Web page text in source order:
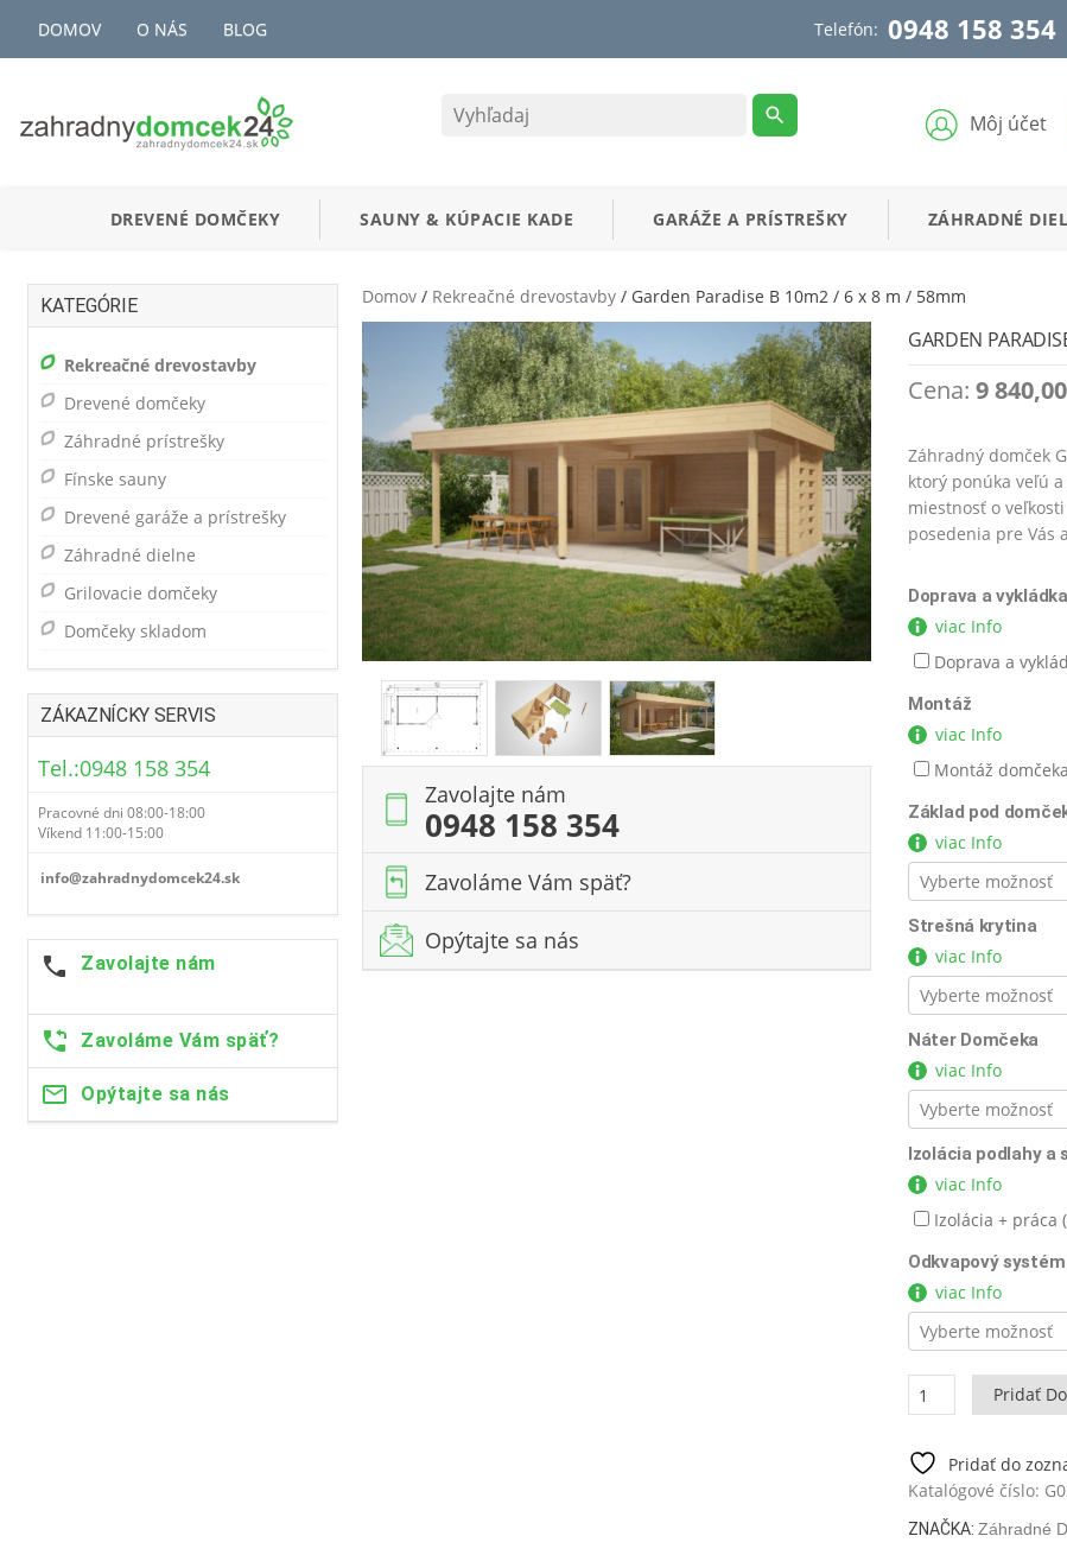
DOMOV O NÁS BLOG Telefón: 0948 158 354
Môj účet
DREVENÉ DOMČEKY SAUNY& KÚPACIE KADE GARÁŽE A PRÍSTREŠKY ZÁHRADNÉ
Domov / Rekreačné drevostavby / Garden Paradise B 10m2 / 6 x 8 m / 58mm
Zavolajte nám
0948 158 354
Zavoláme Vám späť?
Opýtajte sa nás
GARDEN
Cena: 9
Záhradný domček
ktorý ponúka veľú
miestnosť o
posedenia pre Vás
Doprava a vykládka
viac Info
Doprava a
Montáž
viac Info
Montáž
Základ pod
viac Info
Strešná krytina
viac Info
Náter Domčeka
viac Info
Izolácia podlahy a
viac Info
Izolácia + práca (
Odkvapový systém
viac Info
množstvo
Garden
B
10m2
/
6
Pridať
Pridať do
Katalógové číslo:
ZNAČKA:Záhradné
KATEGÓRIE
Rekreačné drevostavby
Drevené domčeky
Záhradné prístrešky
Fínske sauny
Drevené garáže a prístrešky
Záhradné dielne
Grilovacie domčeky
Domčeky skladom
ZÁKAZNÍCKY SERVIS
Tel.:0948 158 354
Pracovné dni 08:00-18:00
Víkend 11:00-15:00
info@zahradnydomcek24.sk
Zavolajte nám
Zavoláme Vám späť?
Opýtajte sa nás